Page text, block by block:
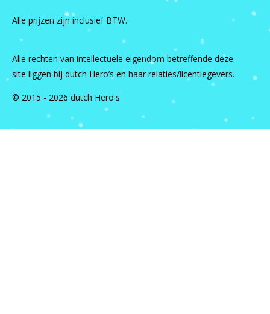
Alle prijzen zijn inclusief BTW.
Alle rechten van intellectuele eigendom betreffende deze
site liggen bij dutch Hero’s en haar relaties/licentiegevers.
© 2015 - 2026 dutch Hero's